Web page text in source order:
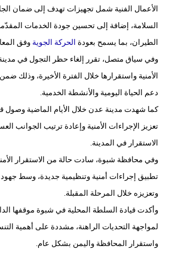
الأعمال الفنية شمل تجهيزات تهدف إلى ضمان
السلامة، إضافة إلى تحسين جودة الخدمات
الطيران، بما يسمح بعودة الحركة الجويةوفق
وفي سياق متصل، تقرر إلغاء حظر التجول في
الأمنية واستقرارها خلال الفترة الأخيرة، وذلك
دعم الحياة اليومية والأنشطة الخدمية.
كما شهدت مدينة عدن خلال الأيام الماضية وصول
تعزيز الإجراءات الأمنية وإعادة ترتيب الجوانب
الاستقرار في المدينة.
وفي محافظة شبوة، سادت حالة من الاستقرار
تطبيق إجراءات أمنية وتنظيمية جديدة، وسط جهود
وتعزيزه خلال المرحلة المقبلة.
وأكدت قيادة السلطة المحلية في شبوة موقفها
لمواجهة التحديات الراهنة، مشددة على أهمية
واستقرار المحافظة واليمن بشكل عام.